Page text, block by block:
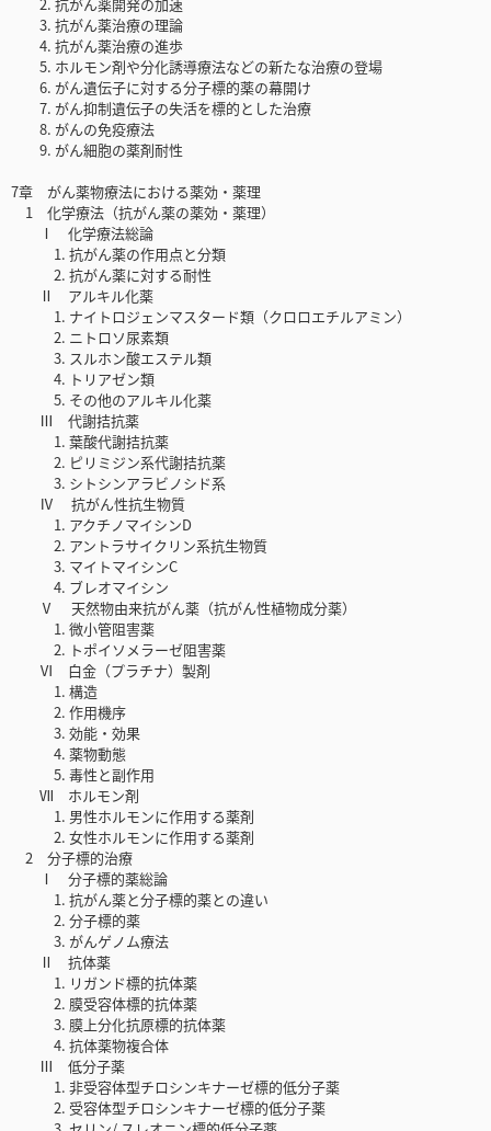
3. 抗がん薬治療の理論
4. 抗がん薬治療の進歩
5. ホルモン剤や分化誘導療法などの新たな治療の登場
6. がん遺伝子に対する分子標的薬の幕開け
7. がん抑制遺伝子の失活を標的とした治療
8. がんの免疫療法
9. がん細胞の薬剤耐性
7章 がん薬物療法における薬効・薬理
1 化学療法（抗がん薬の薬効・薬理）
Ⅰ 化学療法総論
1. 抗がん薬の作用点と分類
2. 抗がん薬に対する耐性
Ⅱ アルキル化薬
1. ナイトロジェンマスタード類（クロロエチルアミン）
2. ニトロソ尿素類
3. スルホン酸エステル類
4. トリアゼン類
5. その他のアルキル化薬
Ⅲ 代謝拮抗薬
1. 葉酸代謝拮抗薬
2. ピリミジン系代謝拮抗薬
3. シトシンアラビノシド系
Ⅳ 抗がん性抗生物質
1. アクチノマイシンD
2. アントラサイクリン系抗生物質
3. マイトマイシンC
4. ブレオマイシン
Ⅴ 天然物由来抗がん薬（抗がん性植物成分薬）
1. 微小管阻害薬
2. トポイソメラーゼ阻害薬
Ⅵ 白金（プラチナ）製剤
1. 構造
2. 作用機序
3. 効能・効果
4. 薬物動態
5. 毒性と副作用
Ⅶ ホルモン剤
1. 男性ホルモンに作用する薬剤
2. 女性ホルモンに作用する薬剤
2 分子標的治療
Ⅰ 分子標的薬総論
1. 抗がん薬と分子標的薬との違い
2. 分子標的薬
3. がんゲノム療法
Ⅱ 抗体薬
1. リガンド標的抗体薬
2. 膜受容体標的抗体薬
3. 膜上分化抗原標的抗体薬
4. 抗体薬物複合体
Ⅲ 低分子薬
1. 非受容体型チロシンキナーゼ標的低分子薬
2. 受容体型チロシンキナーゼ標的低分子薬